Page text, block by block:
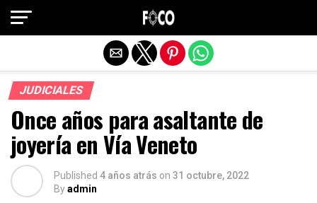
JUDICIALES
Once años para asaltante de
joyería en Vía Veneto
Published 4 años atrás on 31 octubre, 2022
Byadmin
Salir de la versión móvil